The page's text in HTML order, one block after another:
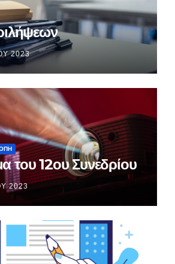
2023
του 12ου Συνεδρίου
2023